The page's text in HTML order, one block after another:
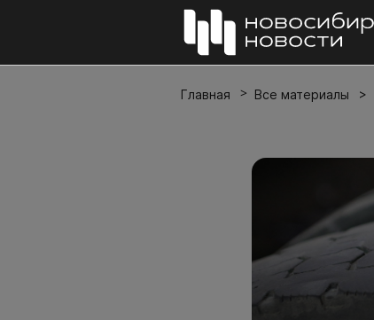
Главная Все материалы